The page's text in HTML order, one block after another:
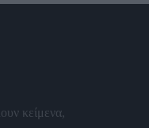
κείμενα,